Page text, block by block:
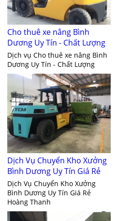
Cho thuê xe nâng Bình
Dương Uy Tín - Chất Lượng
Dịch vụ Cho thuê xe nâng Bình
Dương Uy Tín - Chất Lượng
Dịch Vụ Chuyển Kho Xưởng
Bình Dương Uy Tín Giá Rẻ
Dịch Vụ Chuyển Kho Xưởng
Bình Dương Uy Tín Giá Rẻ
Hoàng Thanh